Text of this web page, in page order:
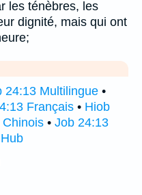
les ténèbres, les
dignité, mais qui ont
24:13 Multilingue •
Français • Hiob
• Job 24:13